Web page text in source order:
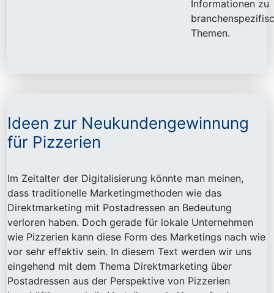
Informationen zu
Themen.
Ideen zur Neukundengewinnung
für Pizzerien
Im Zeitalter der Digitalisierung könnte man meinen,
dass traditionelle Marketingmethoden wie das
Direktmarketing mit Postadressen an Bedeutung
verloren haben. Doch gerade für lokale Unternehmen
wie Pizzerien kann diese Form des Marketings nach wie
vor sehr effektiv sein. In diesem Text werden wir uns
eingehend mit dem Thema Direktmarketing über
Postadressen aus der Perspektive von Pizzerien